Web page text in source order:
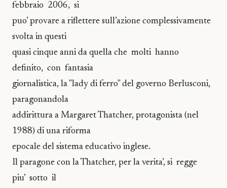
febbraio 2006, si
puo’ provare a riflettere sull’azione complessivamente
svolta in questi
quasi cinque anni da quella che molti hanno
definito, con fantasia
giornalistica, la "lady di ferro" del governo Berlusconi,
paragonandola
addirittura a Margaret Thatcher, protagonista (nel
1988) di una riforma
epocale del sistema educativo inglese.
Il paragone con la Thatcher, per la verita’, si regge
piu’ sotto il